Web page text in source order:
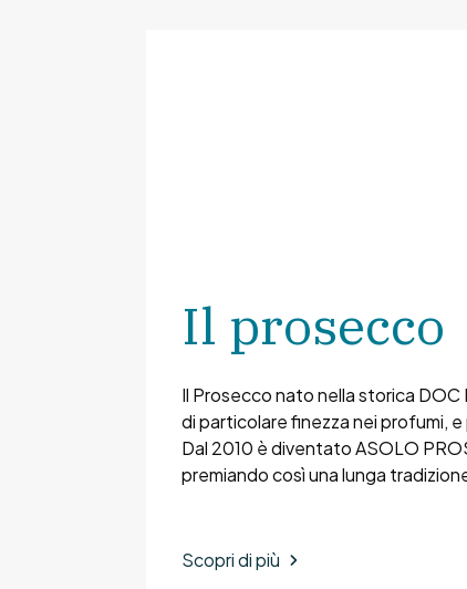
Il prosecco
Il Prosecco nato nella storica DOC
di particolare finezza nei profumi,
Dal 2010 è diventato ASOLO
premiando così una lunga
Scopri di più